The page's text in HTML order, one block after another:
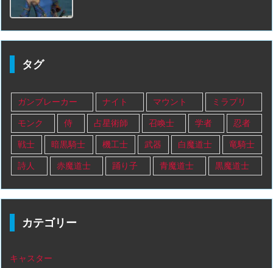
タグ
ガンブレーカー ナイト マウント ミラプリ
モンク 侍 占星術師 召喚士 学者 忍者
戦士 暗黒騎士 機工士 武器 白魔道士 竜騎士
詩人 赤魔道士 踊り子 青魔道士 黒魔道士
カテゴリー
キャスター